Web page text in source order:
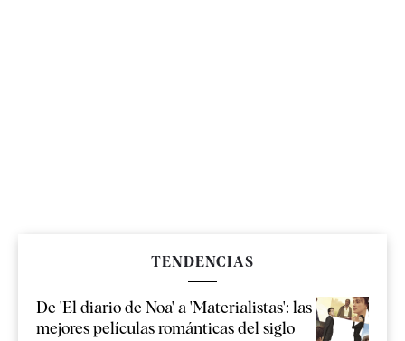
TENDENCIAS
De 'El diario de Noa' a 'Materialistas': las
mejores películas románticas del siglo